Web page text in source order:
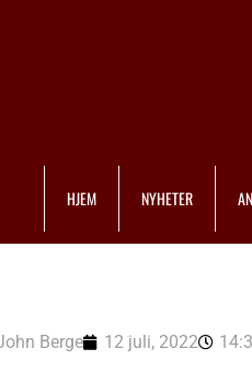
HJEM NYHETER
Berge 12 juli, 2022